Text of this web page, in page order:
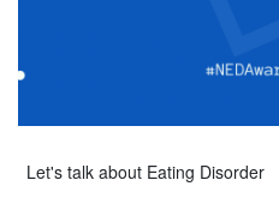
Let's talk about Eating Disorder